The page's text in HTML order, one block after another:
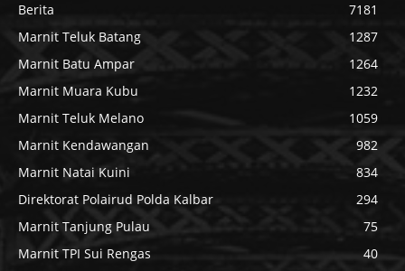
Berita
7181
Marnit Teluk Batang
1287
Marnit Batu Ampar
1264
Marnit Muara Kubu
1232
Marnit Teluk Melano
1059
Marnit Kendawangan
982
Marnit Natai Kuini
834
Direktorat Polairud Polda Kalbar
294
Marnit Tanjung Pulau
75
Marnit TPI Sui Rengas
40